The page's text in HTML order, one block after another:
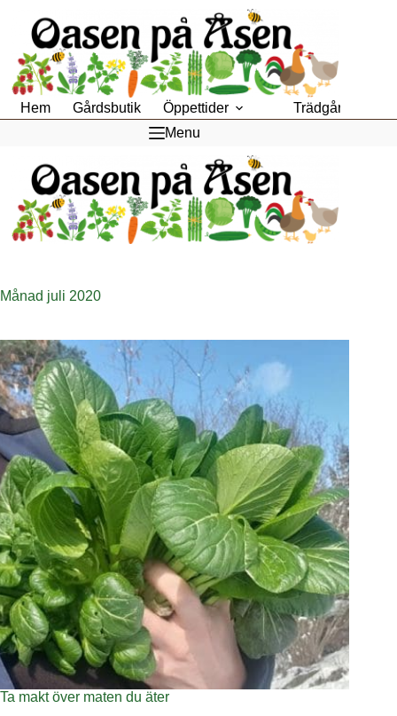
innehåll
Hem Gårdsbutik Öppettider Trädgårdsfik
Menu
Månad juli 2020
Ta makt över maten du äter